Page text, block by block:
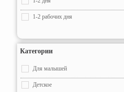
1-2 рабочих дня
Категории
Для малышей
Детское